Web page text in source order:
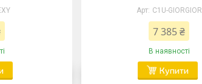
C1U-GIORGIOR
7 385 ₴
В наявності
Купити